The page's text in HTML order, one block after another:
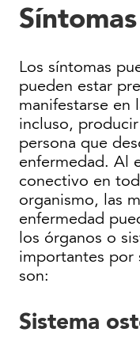
Síntomas
Los síntomas
pueden estar
manifestarse en
incluso,
persona que
enfermedad. Al
conectivo en
organismo, las
enfermedad
los órganos o
importantes por
son:
Sistema